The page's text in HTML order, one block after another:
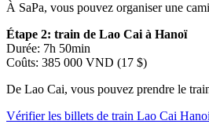
À SaPa, vous pouvez organiser une
Étape 2: train de Lao Cai à Hanoï
Durée: 7h 50min
Coûts: 385 000 VND (17 $)
De Lao Cai, vous pouvez prendre le
Vérifier les billets de train Lao Cai